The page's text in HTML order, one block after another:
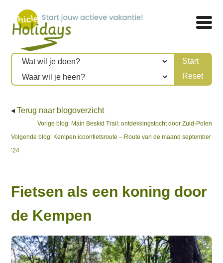
◂ Terug naar blogoverzicht
Bericht
navigatie
Vorige blog: Previous
post:
Main Beskid Trail: ontdekkingstocht door Zuid-Polen
Volgende blog: Next
Kempen icoonfietsroute – Route van de maand september
’24
Fietsen als een koning door
de Kempen